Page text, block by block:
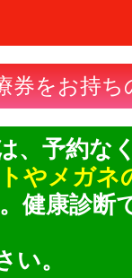
をお持
、予約な
やメガネ
健康診断
。